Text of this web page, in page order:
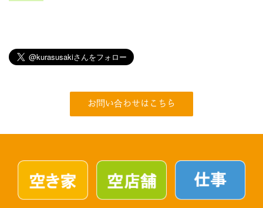
お問い合わせはこちら